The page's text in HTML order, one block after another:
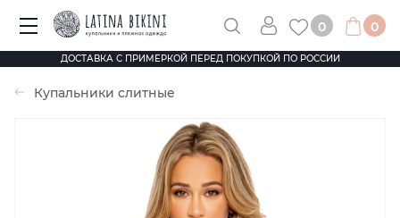
ДОСТАВКА С ПРИМЕРКОЙ ПЕРЕД ПОКУПКОЙ ПО РОССИИ
0 0
Купальники слитные